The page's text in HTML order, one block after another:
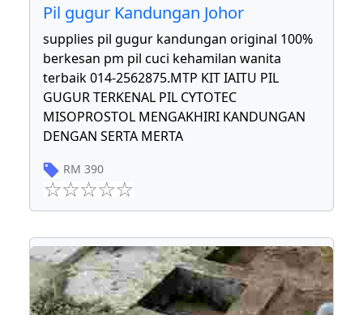
Pil gugur Kandungan Johor
supplies pil gugur kandungan original 100%
berkesan pm pil cuci kehamilan wanita
terbaik 014-2562875.MTP KIT IAITU PIL
GUGUR TERKENAL PIL CYTOTEC
MISOPROSTOL MENGAKHIRI KANDUNGAN
DENGAN SERTA MERTA
RM 390